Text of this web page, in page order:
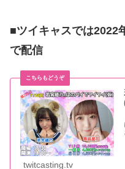
■ツイキャスでは2022
で配信
twitcasting.tv